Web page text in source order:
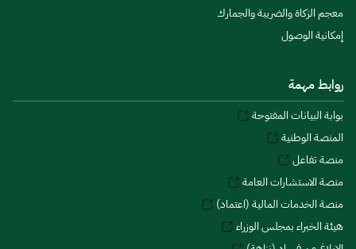
معجم الزكاة والضريبة والجمارك
إمكانية الوصول
روابط مهمة
بوابة البيانات المفتوحة
المنصة الوطنية
منصة تفاعل
منصة الاستشارات العامة
منصة الخدمات المالية (اعتماد)
هيئة الخبراء بمجلس الوزراء